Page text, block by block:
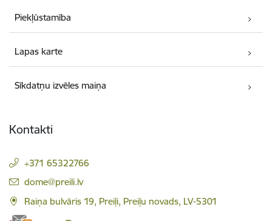
Piekļūstamība
Lapas karte
Sīkdatņu izvēles maiņa
Kontakti
+371 65322766
E-pasts:
dome@preili.lv
Raiņa bulvāris 19, Preiļi, Preiļu novads, LV-5301